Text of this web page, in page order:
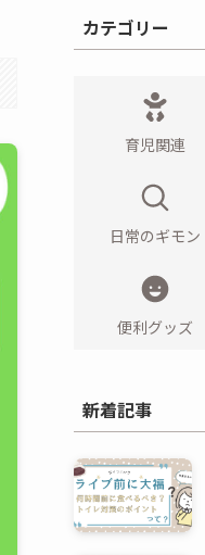
カテゴリー
育児関連
日常のギモン
便利グッズ
新着記事